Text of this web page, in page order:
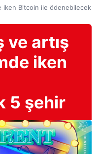
iken Bitcoin ile ödenebilecek
ve artış
iken
5 şehir